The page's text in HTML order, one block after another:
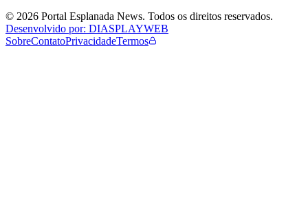
© 2026 Portal Esplanada News. Todos os direitos reservados.
Desenvolvido por: DIASPLAYWEB
SobreContatoPrivacidadeTermos